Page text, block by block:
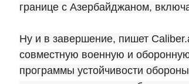
границе с Азербайджаном,
Ну и в завершение, пишет
совместную военную и
программы устойчивости